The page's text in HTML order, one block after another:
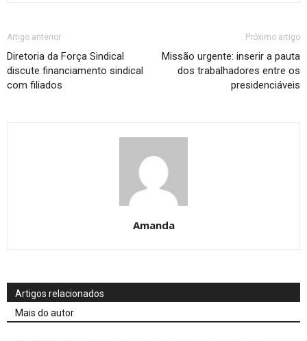
Artigo anterior
Diretoria da Força Sindical
discute financiamento sindical
com filiados
Próximo artigo
Missão urgente: inserir a pauta
dos trabalhadores entre os
presidenciáveis
Amanda
Artigos relacionados
Mais do autor